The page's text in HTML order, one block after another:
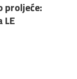
proljeće:
LE